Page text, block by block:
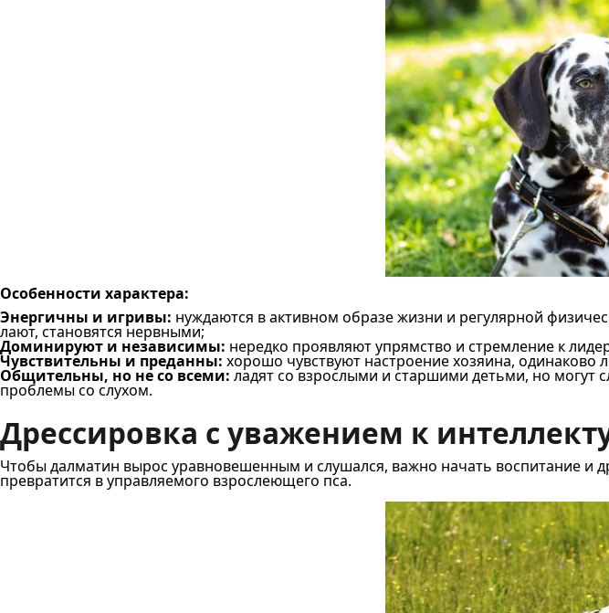
Особенности характера:
Энергичны и игривы: нуждаются в активном образе жизни и регулярной
лают, становятся нервными;
Доминируют и независимы: нередко проявляют упрямство и стремление к
Чувствительны и преданны: хорошо чувствуют настроение хозяина, одинаково
Общительны, но не со всеми: ладят со взрослыми и старшими детьми, но могут
проблемы со слухом.
Дрессировка с уважением к
Чтобы далматин вырос уравновешенным и слушался, важно начать воспитание и
превратится в управляемого взрослеющего пса.